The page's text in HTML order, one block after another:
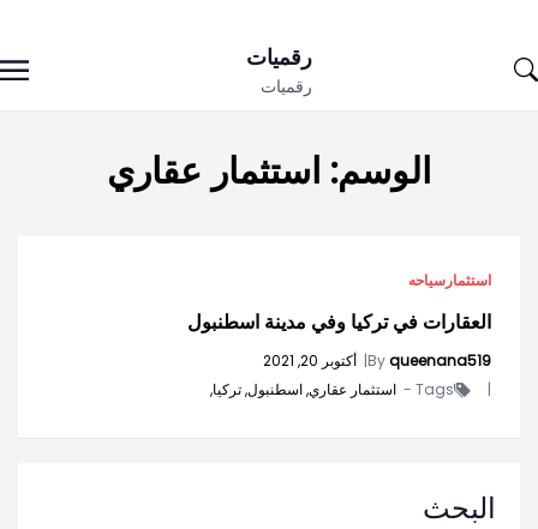
to
رقميات
رقميات
الوسم: استثمار عقاري
استثمارسياحه
العقارات في تركيا وفي مدينة اسطنبول
Byqueenana519
| أكتوبر 20, 2021
|
Tags - استثمار عقاري,اسطنبول,تركيا,
البحث